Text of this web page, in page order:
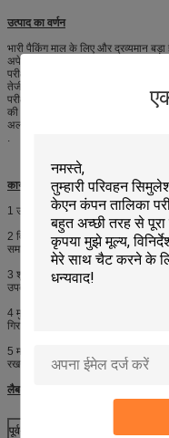
उत्पाद का वर्णन
भारी पैकिंग माल के लिए और द्रव्यमान
अपेक्षाकृत कम है।तो भारी पैक कार्गो के
परीक्षक मुख्य रूप से बड़े पैकेज ड्रॉप
तेजी से नीचे ले जाता है ई कांटा ब्रैकेट के
परीक्षण requirment ((विमान,किनारा,
की ओर आंदोलन करते हैं, त्वरण > 3g,
अलग और मुक्त गिरावट का एहसास।मानक
.
कार्य और विशेषताएं
1 ऊपरी और निचले विस्थापन सीमा के
2 विभिन्न उपयोगकर्ताओं की
समायोजित किया जा सकता है;
3 शून्य मुक्त गिरावट परीक्षण स्टैंड स्थिर
उपकरण को अपनाता है;
4 मुक्त गिरावट परीक्षण स्टैंड अलग
गिरावट परीक्षण प्राप्त कर सकते हैं;
5 मशीन को केवल विशेष नींव के बिना
रखने की आवश्यकता है।
लैबटोन सेवा
पूर्व-बिक्री सेवाः